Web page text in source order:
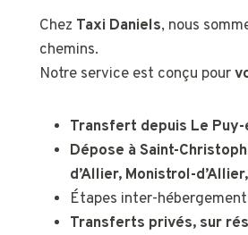
Chez Taxi Daniels, nous
chemins.
Notre service est conçu pour
Transfert depuis Le
Dépose àSaint-
d’Allier, Monistrol-
Étapes inter-
Transferts privés, sur